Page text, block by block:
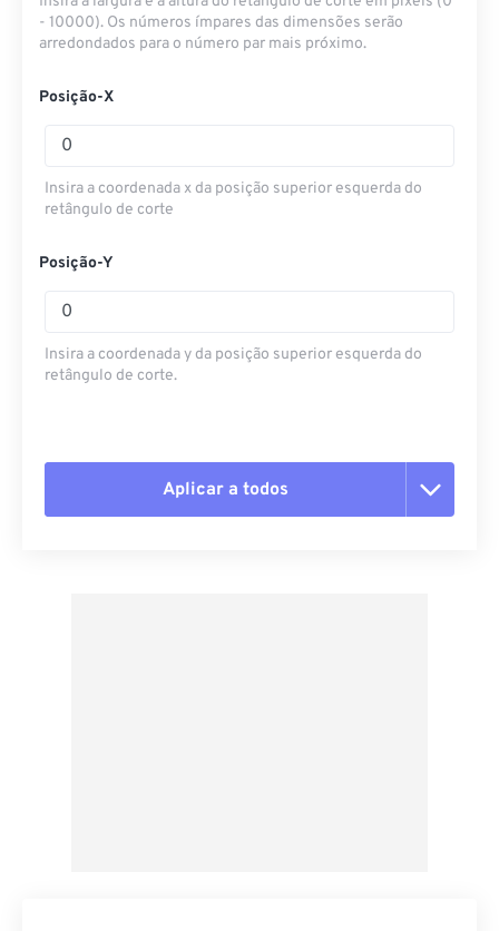
- 10000). Os números ímpares das dimensões serão
arredondados para o número par mais próximo.
Posição-X
Insira a coordenada x da posição superior esquerda do
retângulo de corte
Posição-Y
Insira a coordenada y da posição superior esquerda do
retângulo de corte.
Aplicar a todos